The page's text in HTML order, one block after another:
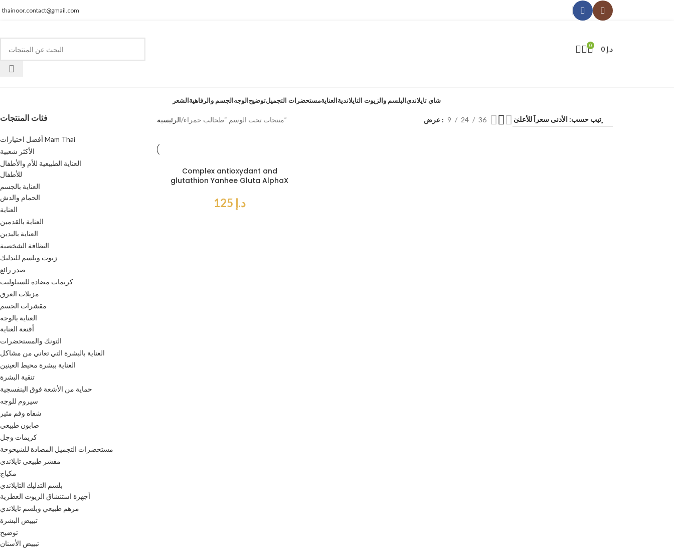
thainoor.contact@gmail.com
0 د.إ
الشعرالجسم والرفاهيةالوجهتوضيحمستحضرات التجميلالعنايةالبلسم والزيوت التايلانديةشاي تايلاندي
فئات المنتجات
أفضل اختيارات Mam Thai
الأكثر شعبية
العناية الطبيعية للأم والأطفال
للأطفال
العناية بالجسم
الحمام والدش
العناية
العناية بالقدمين
العناية باليدين
النظافة الشخصية
زيوت وبلسم للتدليك
صدر رائع
كريمات مضادة للسيلوليت
مزيلات العرق
مقشرات الجسم
العناية بالوجه
أقنعة العناية
التونك والمستحضرات
العناية بالبشرة التي تعاني من مشاكل
العناية ببشرة محيط العينين
تنقية البشرة
حماية من الأشعة فوق البنفسجية
سيروم للوجه
شفاه وفم مثير
صابون طبيعي
كريمات وجل
مستحضرات التجميل المضادة للشيخوخة
مقشر طبيعي تايلاندي
مكياج
بلسم التدليك التايلاندي
أجهزة استنشاق الزيوت العطرية
مرهم طبيعي وبلسم تايلاندي
تبييض البشرة
توضيح
تبييض الأسنان
الرئيسية منتجات تحت الوسم “طحالب حمراء” عرض 9 24 36
Complex antioxydant and
glutathion Yanhee Gluta AlphaX
د.إ